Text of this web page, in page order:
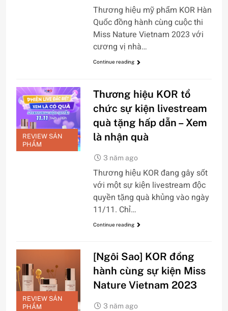
Thương hiệu mỹ phẩm KOR Hàn
Quốc đồng hành cùng cuộc thi
Miss Nature Vietnam 2023 với
cương vị nhà…
Continue reading
REVIEW SẢN
PHẨM
Thương hiệu KOR tổ
chức sự kiện livestream
quà tặng hấp dẫn – Xem
là nhận quà
3 năm ago
Thương hiệu KOR đang gây sốt
với một sự kiện livestream độc
quyền tặng quà khủng vào ngày
11/11. Chỉ…
Continue reading
REVIEW SẢN
PHẨM
[Ngôi Sao] KOR đồng
hành cùng sự kiện Miss
Nature Vietnam 2023
3 năm ago